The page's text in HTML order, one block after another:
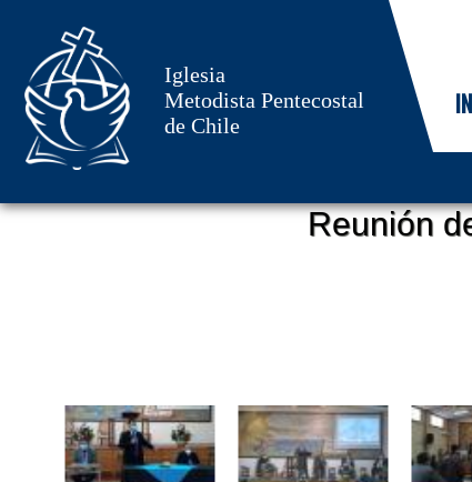
Iglesia
Metodista Pentecostal
de Chile
Reunión